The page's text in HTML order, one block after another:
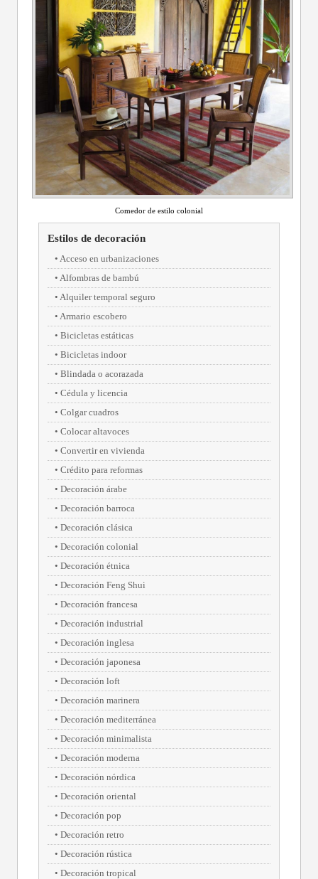
Comedor de estilo colonial
Estilos de decoración
Acceso en urbanizaciones
Alfombras de bambú
Alquiler temporal seguro
Armario escobero
Bicicletas estáticas
Bicicletas indoor
Blindada o acorazada
Cédula y licencia
Colgar cuadros
Colocar altavoces
Convertir en vivienda
Crédito para reformas
Decoración árabe
Decoración barroca
Decoración clásica
Decoración colonial
Decoración étnica
Decoración Feng Shui
Decoración francesa
Decoración industrial
Decoración inglesa
Decoración japonesa
Decoración loft
Decoración marinera
Decoración mediterránea
Decoración minimalista
Decoración moderna
Decoración nórdica
Decoración oriental
Decoración pop
Decoración retro
Decoración rústica
Decoración tropical